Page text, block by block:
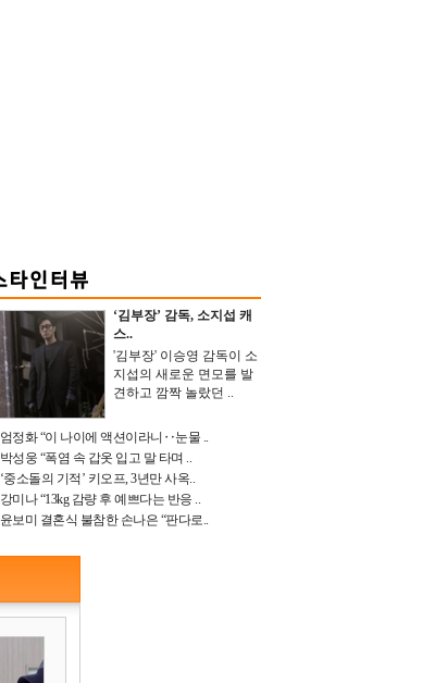
‘김부장’ 감독, 소지섭 캐
스..
'김부장' 이승영 감독이 소
지섭의 새로운 면모를 발
견하고 깜짝 놀랐던 ..
엄정화 “이 나이에 액션이라니‥눈물 ..
박성웅 “폭염 속 갑옷 입고 말 타며 ..
‘중소돌의 기적’ 키오프, 3년만 사옥..
강미나 “13kg 감량 후 예쁘다는 반응 ..
윤보미 결혼식 불참한 손나은 “판다로..